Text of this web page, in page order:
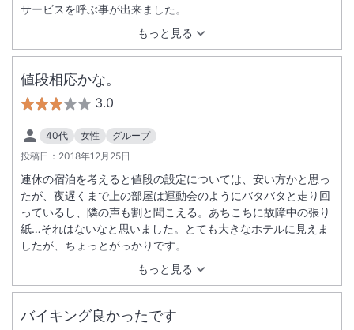
もっと見る
サービスを呼ぶ事が出来ました。
値段相応かな。
3.0
40代 女性
グループ
投稿日： 2018年12月25日
もっと見る
連休の宿泊を考えると値段の設定については、安い方かと思っ
たが、夜遅くまで上の部屋は運動会のようにバタバタと走り回
っているし、隣の声も割と聞こえる。あちこちに故障中の張り
紙…それはないなと思いました。とても大きなホテルに見えま
したが、ちょっとがっかりです。
バイキング良かったです